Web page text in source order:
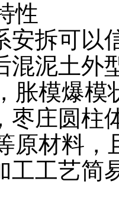
性
安拆可以
混泥土外
胀模爆模
枣庄圆柱
原材料，
工工艺简